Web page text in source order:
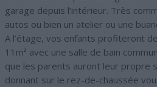
garage depuis l’intérieur. Très
autos ou bien un atelier ou une
A l’étage, vos enfants profiteront
11m² avec une salle de bain
que les parents auront leur propre
donnant sur le rez-de-chaussée